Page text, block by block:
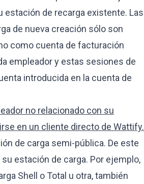
estación de recarga existente. Las
de nueva creación sólo son
como cuenta de facturación
empleador y estas sesiones de
introducida en la cuenta de
no relacionado con su
en un cliente directo de Wattify.
de carga semi-pública. De este
estación de carga. Por ejemplo,
Shell o Total u otra, también